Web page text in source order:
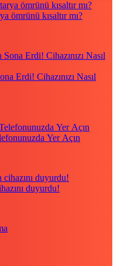
ömrünü kısaltır mı?
Erdi! Cihazınızı Nasıl
Yer Açın
duyurdu!